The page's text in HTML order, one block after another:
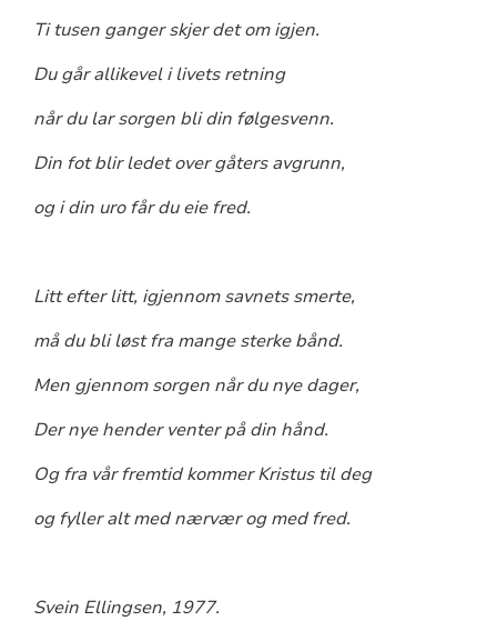
Ti tusen ganger skjer det om igjen.
Du går allikevel i livets retning
når du lar sorgen bli din følgesvenn.
Din fot blir ledet over gåters avgrunn,
og i din uro får du eie fred.
Litt efter litt, igjennom savnets smerte,
må du bli løst fra mange sterke bånd.
Men gjennom sorgen når du nye dager,
Der nye hender venter på din hånd.
Og fra vår fremtid kommer Kristus til deg
og fyller alt med nærvær og med fred.
Svein Ellingsen, 1977.